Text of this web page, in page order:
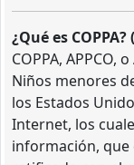
¿Qué es COPPA?
COPPA, APPCO,
Niños menores
los Estados
Internet, los
información, que